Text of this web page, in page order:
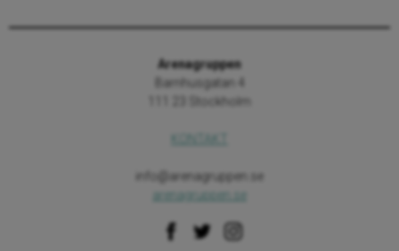
Arenagruppen
Barnhusgatan 4
111 23 Stockholm
KONTAKT
info@arenagruppen.se
arenagruppen.se